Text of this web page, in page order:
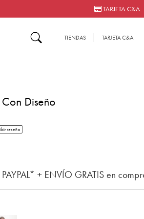
TARJETA C&A
TIENDAS TARJETA C&A
Diseño
del cliente
rating
reseña
+ ENVÍO GRATIS en